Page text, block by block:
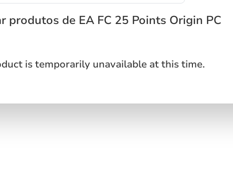
produtos de EA FC 25 Points Origin PC
is temporarily unavailable at this time.